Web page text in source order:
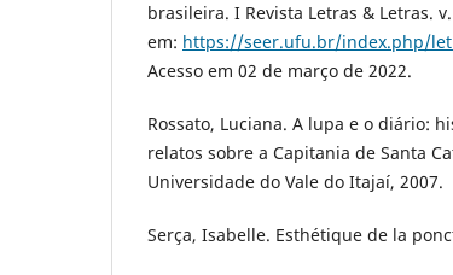
brasileira. I Revista Letras & Letras.
em: https://seer.ufu.br/index.php/
Acesso em 02 de março de 2022.
Rossato, Luciana. A lupa e o diário:
relatos sobre a Capitania de Santa
Universidade do Vale do Itajaí, 2007.
Serça, Isabelle. Esthétique de la